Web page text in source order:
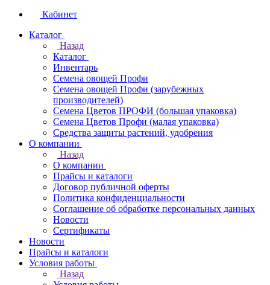
Кабинет
Каталог
Назад
Каталог
Инвентарь
Семена овощей Профи
Семена овощей Профи (зарубежных
производителей)
Семена Цветов ПРОФИ (большая упаковка)
Семена Цветов Профи (малая упаковка)
Средства защиты растений, удобрения
О компании
Назад
О компании
Прайсы и каталоги
Договор публичной оферты
Политика конфиденциальности
Соглашение об обработке персональных данных
Новости
Сертификаты
Новости
Прайсы и каталоги
Условия работы
Назад